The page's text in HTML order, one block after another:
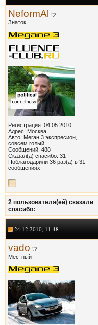
NeformAl
Знаток
Регистрация: 04.05.2010
Адрес: Москва
Авто: Меган 3 экспресион,
совсем голый
Сообщений: 488
Сказал(а) спасибо: 31
Поблагодарили 36 раз(а) в 31
сообщениях
2 пользователя(ей) сказали
cпасибо:
24.12.2010, 11:48
vado
Местный